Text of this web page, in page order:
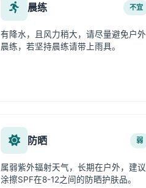
晨练 不宜
有降水，且风力稍大，请尽量避免户外
晨练，若坚持晨练请带上雨具。
防晒 弱
属弱紫外辐射天气，长期在户外，建议
涂擦SPF在8-12之间的防晒护肤品。